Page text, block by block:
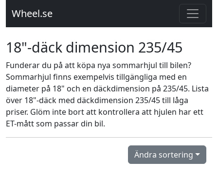
Wheel.se
18"-däck dimension 235/45
Funderar du på att köpa nya sommarhjul till bilen?
Sommarhjul finns exempelvis tillgängliga med en
diameter på 18" och en däckdimension på 235/45. Lista
över 18"-däck med däckdimension 235/45 till låga
priser. Glöm inte bort att kontrollera att hjulen har ett
ET-mått som passar din bil.
Ändra sortering